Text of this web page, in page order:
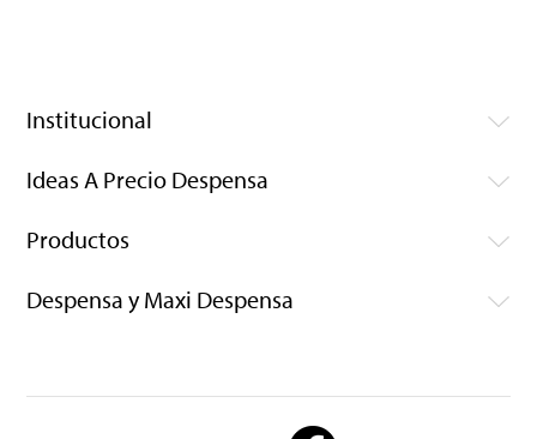
Institucional
Ideas A Precio Despensa
Productos
Despensa y Maxi Despensa